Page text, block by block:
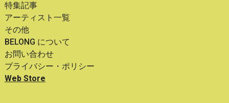
特集記事
アーティスト一覧
その他
BELONG について
お問い合わせ
プライバシー・ポリシー
Web Store